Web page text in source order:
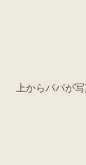
上からパパが